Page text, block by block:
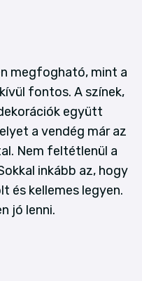
megfogható, mint a
fontos. A színek,
együtt
a vendég már az
Nem feltétlenül a
inkább az, hogy
és kellemes legyen.
jó lenni.